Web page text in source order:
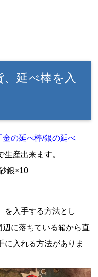
延べ棒を入
金の延べ棒/銀の延べ
生産出来ます。
銀×10
を入手する方法とし
に落ちている箱から直
に入れる方法がありま